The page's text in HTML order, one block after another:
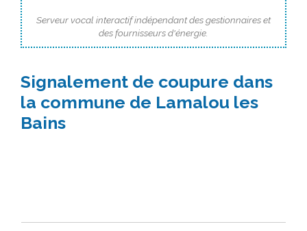
Serveur vocal interactif indépendant des gestionnaires et
des fournisseurs d'énergie.
Signalement de coupure dans
la commune de Lamalou les
Bains